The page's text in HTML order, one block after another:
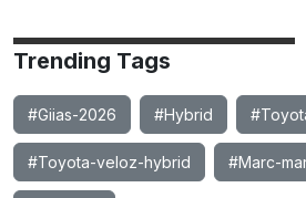
Trending Tags
#Giias-2026 #Hybrid
#Toyota-veloz-hybrid #Marc-